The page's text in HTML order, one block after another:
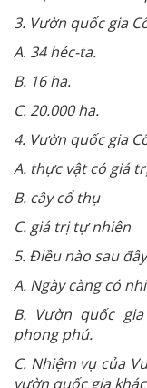
3. Vườn quốc gia
A. 34 héc-ta.
B. 16 ha.
C. 20.000 ha.
4. Vườn quốc gia
A. thực vật có giá
B. cây cổ thụ
C. giá trị tự nhiên
5. Điều nào sau
A. Ngày càng có
B. Vườn quốc
phong phú.
C. Nhiệm vụ của
vườn quốc gia